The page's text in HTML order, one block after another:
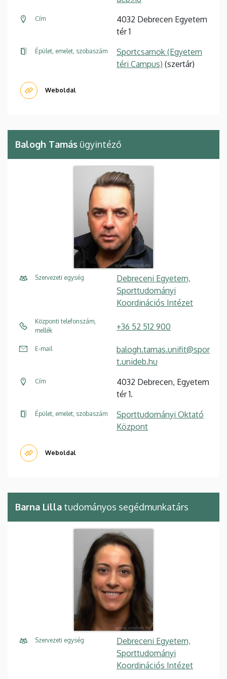
Cím
4032 Debrecen Egyetem
tér 1
Épület, emelet, szobaszám
Sportcsarnok (Egyetem
téri Campus) (szertár)
Weboldal
Balogh Tamás ügyintéző
Szervezeti egység
Debreceni Egyetem,
Sporttudományi
Koordinációs Intézet
Központi telefonszám,
mellék
+36 52 512 900
E-mail
balogh.tamas.unifit@spor
t.unideb.hu
Cím
4032 Debrecen, Egyetem
tér 1.
Épület, emelet, szobaszám
Sporttudományi Oktató
Központ
Weboldal
Barna Lilla tudományos segédmunkatárs
Szervezeti egység
Debreceni Egyetem,
Sporttudományi
Koordinációs Intézet